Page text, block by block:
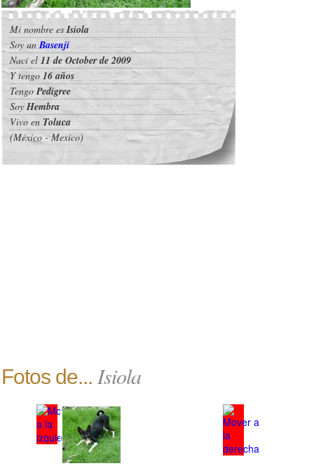
Mi nombre esIsiola
Soy unBasenji
Nací el 11 de October de 2009
Y tengo 16 años
TengoPedigree
SoyHembra
Vivo enToluca
(México - Mexico)
Fotos de... Isiola